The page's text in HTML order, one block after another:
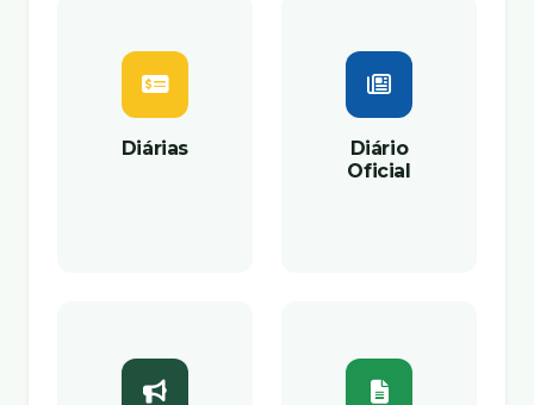
Diárias
Diário
Oficial